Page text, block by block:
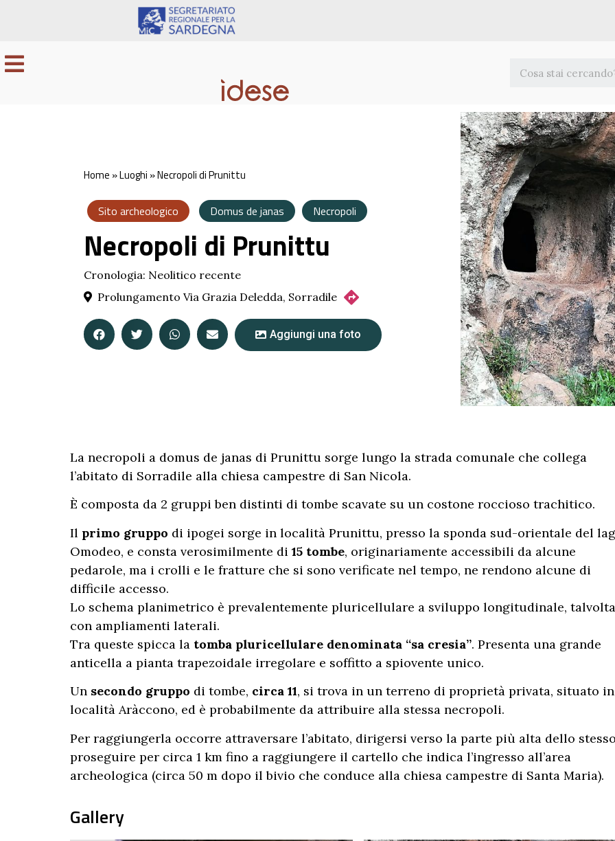
Home »Luoghi »Necropoli di Prunittu
Sito archeologico Domus de janas Necropoli
Necropoli di Prunittu
Cronologia: Neolitico recente
Prolungamento Via Grazia Deledda, Sorradile
Aggiungi una foto
La necropoli a domus de janas di Prunittu sorge lungo la strada comunale che collega
l’abitato di Sorradile alla chiesa campestre di San Nicola.
È composta da 2 gruppi ben distinti di tombe scavate su un costone roccioso trachitico.
Il primo gruppo di ipogei sorge in località Prunittu, presso la sponda sud-orientale del
Omodeo, e consta verosimilmente di 15 tombe, originariamente accessibili da alcune
pedarole, ma i crolli e le fratture che si sono verificate nel tempo, ne rendono alcune di
difficile accesso.
Lo schema planimetrico è prevalentemente pluricellulare a sviluppo longitudinale, talvolta
con ampliamenti laterali.
Tra queste spicca la tomba pluricellulare denominata “sa cresia”. Presenta una grande
anticella a pianta trapezoidale irregolare e soffitto a spiovente unico.
Un secondo gruppo di tombe, circa 11, si trova in un terreno di proprietà privata, situato in
località Aràccono, ed è probabilmente da attribuire alla stessa necropoli.
Per raggiungerla occorre attraversare l’abitato, dirigersi verso la parte più alta dello
proseguire per circa 1 km fino a raggiungere il cartello che indica l’ingresso all’area
archeologica (circa 50 m dopo il bivio che conduce alla chiesa campestre di Santa Maria).
Gallery